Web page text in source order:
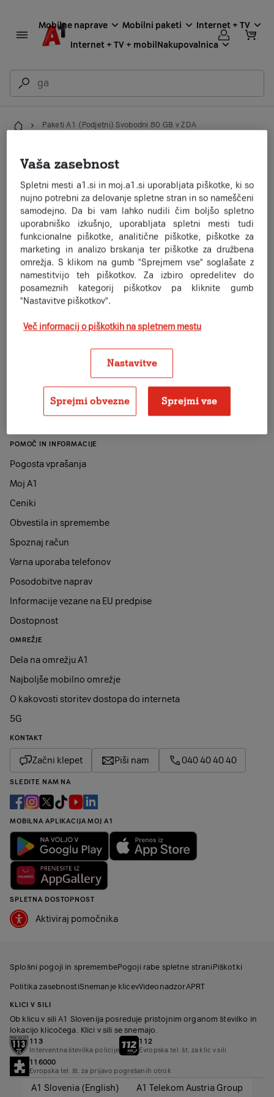
Mobilne naprave Mobilni paketi
Internet + TV
Internet + TV + mobilNakupovalnica
Domov
Paketi A1 (Podjetni) Svobodni 80 GB v ZDA
Paketi A1 (Podjetni)
Svobodni 80 GB v ZDA
Od 1. 7. 2024 so v obstoječem zakupu gostovanj paketov A1
(Podjetni) Svobodni 80 GB enote (minute in sporočila) na voljo
tudi znotraj ZDA v omrežjih AT&T (USACG, 310410) in T-mobil
(USAW6, 310260). Spremembe so v korist končnih uporabnikov,
saj gre za širitev obsega omrežij.
A1 SLOVENIJA
O podjetju
Sodelovanje z A1 Slovenija
Družbena odgovornost
Novinarsko središče
POMOČ IN INFORMACIJE
Pogosta vprašanja
Moj A1
Ceniki
Obvestila in spremembe
Spoznaj račun
Varna uporaba telefonov
Posodobitve naprav
Informacije vezane na EU predpise
Dostopnost
OMREŽJE
Dela na omrežju A1
Najboljše mobilno omrežje
O kakovosti storitev dostopa do interneta
5G
KONTAKT
Začni klepet Piši nam 040 40 40 40
SLEDITE NAM NA
MOBILNA APLIKACIJA MOJ A1
SPLETNA DOSTOPNOST
Aktiviraj pomočnika
Splošni pogoji in spremembePogoji rabe spletne strani Piškotki
Politika zasebnostiSnemanje klicevVideonadzorAPRT
KLICI V SILI
Ob klicu v sili A1 Slovenija posreduje pristojnim organom številko in
lokacijo klicočega. Klici v sili se snemajo.
113
Interventna številka policije
112
Evropska tel. št. za klic v sili
116000
Evropska tel. št. za prijavo pogrešanih otrok
A1 Slovenia (English) A1 Telekom Austria Group
Vaša zasebnost
Spletni mesti a1.si in moj.a1.si uporabljata piškotke, ki so
nujno potrebni za delovanje spletne stran in so nameščeni
samodejno. Da bi vam lahko nudili čim boljšo spletno
uporabniško izkušnjo, uporabljata spletni mesti tudi
funkcionalne piškotke, analitične piškotke, piškotke za
marketing in analizo brskanja ter piškotke za družbena
omrežja. S klikom na gumb "Sprejmem vse" soglašate z
namestitvijo teh piškotkov. Za izbiro opredelitev do
posameznih kategorij piškotkov pa kliknite gumb
"Nastavitve piškotkov".
Več informacij o piškotkih na spletnem mestu
Nastavitve
Sprejmi obvezne Sprejmi vse